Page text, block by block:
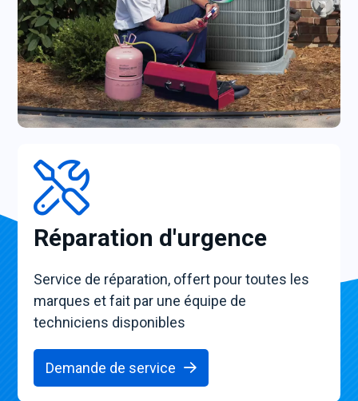
Réparation d'urgence
Service de réparation, offert pour toutes les
marques et fait par une équipe de
techniciens disponibles
Demande de service